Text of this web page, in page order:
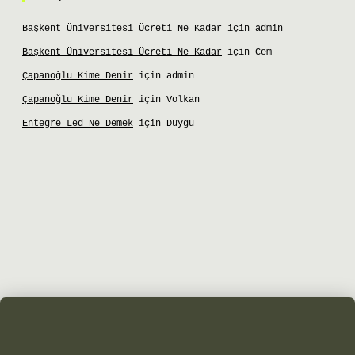
Başkent Üniversitesi Ücreti Ne Kadar için admin
Başkent Üniversitesi Ücreti Ne Kadar için Cem
Çapanoğlu Kime Denir için admin
Çapanoğlu Kime Denir için Volkan
Entegre Led Ne Demek için Duygu